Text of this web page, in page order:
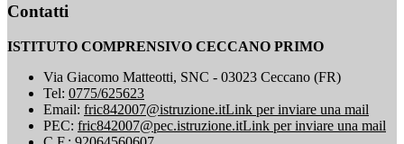
Contatti
ISTITUTO COMPRENSIVO CECCANO PRIMO
Via Giacomo Matteotti, SNC - 03023 Ceccano (FR)
Tel: 0775/625623
Email: fric842007@istruzione.itLink per inviare una mail
PEC: fric842007@pec.istruzione.itLink per inviare una mail